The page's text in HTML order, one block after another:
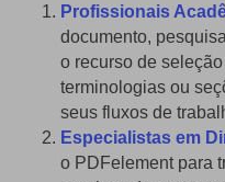
Profissionais
documento,
o recurso de
terminologias ou
seus fluxos de
Especialistas em
o PDFelement para